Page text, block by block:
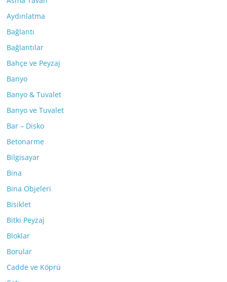
Aydınlatma
Bağlantı
Bağlantılar
Bahçe ve Peyzaj
Banyo
Banyo & Tuvalet
Banyo ve Tuvalet
Bar – Disko
Betonarme
Bilgisayar
Bina
Bina Objeleri
Bisiklet
Bitki Peyzaj
Bloklar
Borular
Cadde ve Köprü